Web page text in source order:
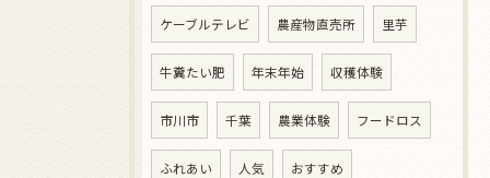
ケーブルテレビ 農産物直売所 里芋
牛糞たい肥 年末年始 収穫体験
市川市 千葉 農業体験 フードロス
ふれあい 人気 おすすめ